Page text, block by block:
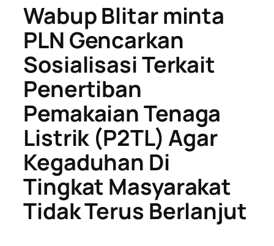
Wabup Blitar minta
PLN Gencarkan
Sosialisasi Terkait
Penertiban
Pemakaian Tenaga
Listrik (P2TL) Agar
Kegaduhan Di
Tingkat Masyarakat
Tidak Terus Berlanjut